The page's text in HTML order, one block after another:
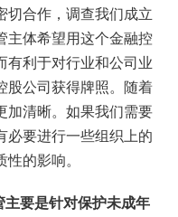
切合作，调查我们成立
主体希望用这个金融控
有利于对行业和公司业
股公司获得牌照。随着
加清晰。如果我们需要
必要进行一些组织上的
的影响。
要是针对保护未成年